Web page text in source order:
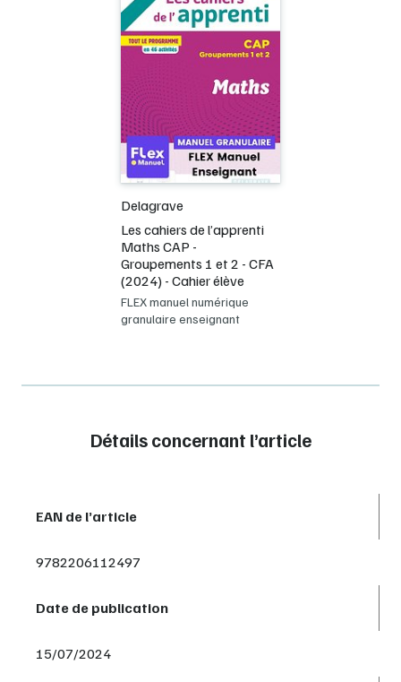
Delagrave
Les cahiers de l’apprenti
Maths CAP -
Groupements 1 et 2 - CFA
(2024) - Cahier élève
FLEX manuel numérique
granulaire enseignant
Détails concernant l’article
EAN de l’article
9782206112497
Date de publication
15/07/2024